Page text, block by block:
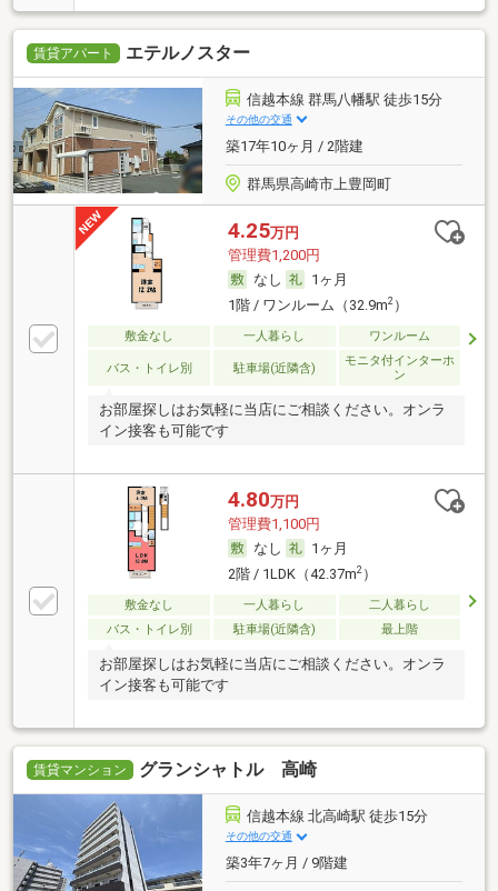
賃貸アパート エテルノスター
信越本線 群馬八幡駅 徒歩15分
その他の交通
築17年10ヶ月 / 2階建
群馬県高崎市上豊岡町
4.25万円
管理費1,200円
なし
1ヶ月
1階 / ワンルーム（32.9m2）
敷金なし 一人暮らし ワンルーム
バス・トイレ別 駐車場(近隣含)
モニタ付インターホ
ン
お部屋探しはお気軽に当店にご相談ください。オンラ
イン接客も可能です
4.80万円
管理費1,100円
なし
1ヶ月
2階 / 1LDK（42.37m2）
敷金なし 一人暮らし
二人暮らし
バス・トイレ別
駐車場(近隣含) 最上階
お部屋探しはお気軽に当店にご相談ください。オンラ
イン接客も可能です
賃貸マンション グランシャトル 高崎
信越本線 北高崎駅 徒歩15分
その他の交通
築3年7ヶ月 / 9階建